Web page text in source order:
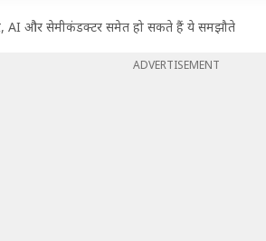
AI और सेमीकंडक्टर समेत हो सकते हैं ये समझौते
ADVERTISEMENT